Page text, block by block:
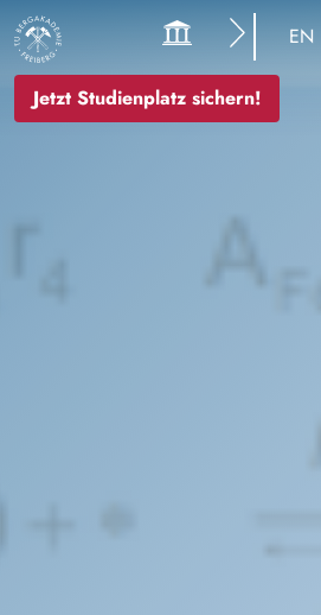
Jetzt Studienplatz sichern!
EN
Bild